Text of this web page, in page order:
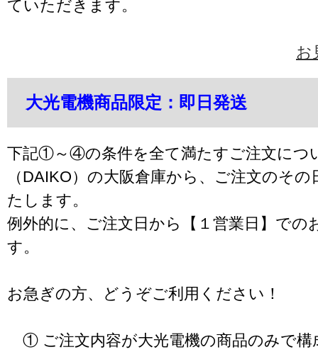
ていただきます。
お
大光電機商品限定：即日発送
下記①～④の条件を全て満たすご注文につ
（DAIKO）の大阪倉庫から、ご注文のそ
たします。
例外的に、ご注文日から【１営業日】での
す。
お急ぎの方、どうぞご利用ください！
① ご注文内容が大光電機の商品のみで構